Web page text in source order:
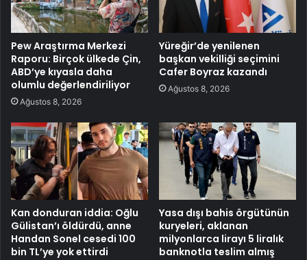
Pew Araştırma Merkezi
Raporu: Birçok ülkede Çin,
ABD’ye kıyasla daha
olumlu değerlendiriliyor
Ağustos 8, 2026
Yüreğir’de yenilenen
başkan vekilliği seçimini
Cafer Boyraz kazandı
Ağustos 8, 2026
Kan donduran iddia: Oğlu
Gülistan’ı öldürdü, anne
Handan Sonel cesedi 100
bin TL’ye yok ettirdi
Yasa dışı bahis örgütünün
kuryeleri, aklanan
milyonlarca lirayı 5 liralık
banknotla teslim almış